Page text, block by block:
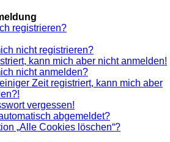
registrieren?
nicht registrieren?
kann mich aber nicht anmelden!
nicht anmelden?
Zeit registriert, kann mich aber
vergessen!
abgemeldet?
„Alle Cookies löschen“?